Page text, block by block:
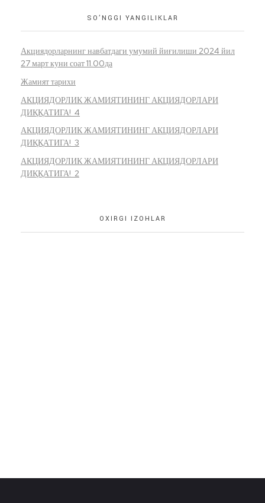
SO’NGGI YANGILIKLAR
Акциядорларнинг навбатдаги умумий йиғилиши 2024 йил
27 март куни соат 11.00да
Жамият тарихи
АКЦИЯДОРЛИК ЖАМИЯТИНИНГ АКЦИЯДОРЛАРИ
ДИҚҚАТИГА! 4
АКЦИЯДОРЛИК ЖАМИЯТИНИНГ АКЦИЯДОРЛАРИ
ДИҚҚАТИГА! 3
АКЦИЯДОРЛИК ЖАМИЯТИНИНГ АКЦИЯДОРЛАРИ
ДИҚҚАТИГА! 2
OXIRGI IZOHLAR